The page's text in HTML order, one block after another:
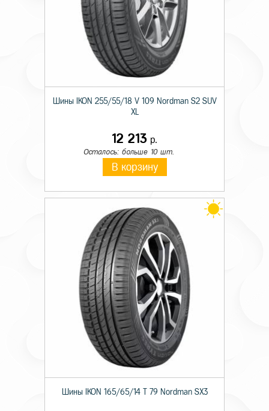
Шины IKON 255/55/18 V 109 Nordman S2 SUV
XL
12 213 р.
Осталось: больше 10 шт.
В корзину
Шины IKON 165/65/14 T 79 Nordman SX3